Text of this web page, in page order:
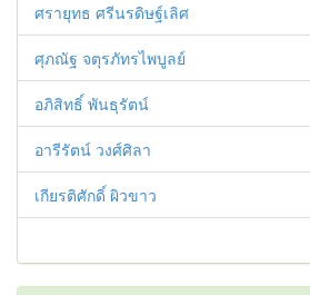
ศรายุทธ ศรีนรดิษฐ์เลิศ
ศุภณัฐ จตุรภัทรไพบูลย์
อภิสิทธิ์ พันธุรัตน์
อารีรัตน์ วงศ์ศิลา
เกียรติศักดิ์ ผิวขาว